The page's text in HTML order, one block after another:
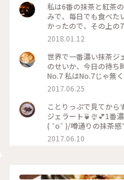
私は6番の抹茶と紅茶
みで、毎日でも食べ
かったので、その上の7番
抹茶好きな人にはとっ
に立ち寄られてはどうでしょう👧🏻💗
ト #寿々喜園 #ななや
2018.01.12
世界で一番濃い抹茶ジ
のせいか、今日の待ち
No.7 私はNo.7じゃ無
はNo.4かNo.5を試して
2017.06.25
ことりっぷで見てから
ジェラート🍵🍨💕1番
( ˆoˆ )/噂通りの抹茶感
そのもののジェラート
で、行列ができてい
2017.06.10